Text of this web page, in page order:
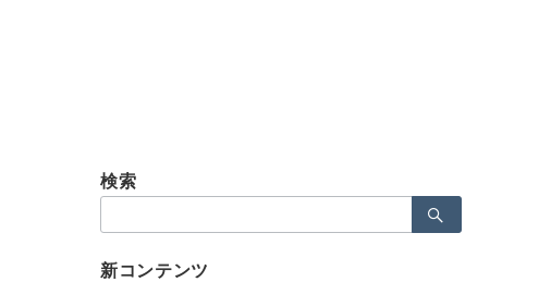
検索
索：
新コンテンツ